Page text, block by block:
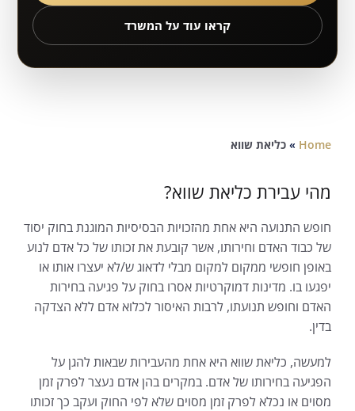
קראו עוד על המשרד
Home
» כליאת שווא
מהי עבירת כליאת שווא?
חופש התנועה היא אחת מהזכויות הבסיסיות המוגנת בחוק יסוד
של כבוד האדם וחירותו, אשר קובעת את זכותו של כל אדם לנוע
באופן חופשי ממקום למקום מבלי לדאוג ש/לא יעצרו אותו או
יפגעו בו. מדינות דמוקרטיות אסרו בחוק על פגיעה בחירות
האדם וחופש תנועתו, לרבות האיסור לכלוא אדם ללא הצדקה
בדין.
למעשה, כליאת שווא היא אחת מהעבירות שבאות להגן על
הפגיעה בחירותו של אדם. במקרים בהן אדם נעצר לפרק זמן
מסוים או נכלא לפרק זמן מסוים שלא לפי החוק ועקב כך זכותו